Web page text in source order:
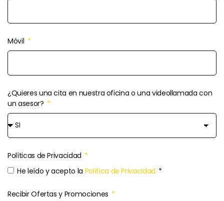
Móvil
¿Quieres una cita en nuestra oficina o una videollamada con
un asesor?
Políticas de Privacidad
He leído y acepto la Política de Privacidad. *
Recibir Ofertas y Promociones